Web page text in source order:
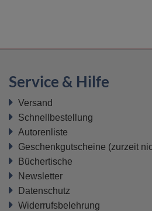
Service & Hilfe
Versand
Schnellbestellung
Autorenliste
Geschenkgutscheine (zurzeit
Büchertische
Newsletter
Datenschutz
Widerrufsbelehrung